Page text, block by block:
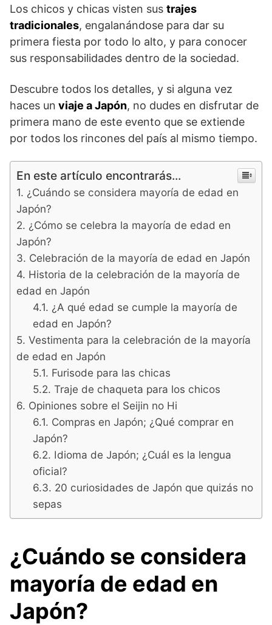
Los chicos y chicas visten sus trajes
tradicionales, engalanándose para dar su
primera fiesta por todo lo alto, y para conocer
sus responsabilidades dentro de la sociedad.
Descubre todos los detalles, y si alguna vez
haces un viaje a Japón, no dudes en disfrutar de
primera mano de este evento que se extiende
por todos los rincones del país al mismo tiempo.
En este artículo encontrarás...
¿Cuándo se considera mayoría de edad en
Japón?
¿Cómo se celebra la mayoría de edad en
Japón?
Celebración de la mayoría de edad en Japón
Historia de la celebración de la mayoría de
edad en Japón
¿A qué edad se cumple la mayoría de
edad en Japón?
Vestimenta para la celebración de la mayoría
de edad en Japón
Furisode para las chicas
Traje de chaqueta para los chicos
Opiniones sobre el Seijin no Hi
Compras en Japón; ¿Qué comprar en
Japón?
Idioma de Japón; ¿Cuál es la lengua
oficial?
20 curiosidades de Japón que quizás no
sepas
¿Cuándo se considera
mayoría de edad en
Japón?